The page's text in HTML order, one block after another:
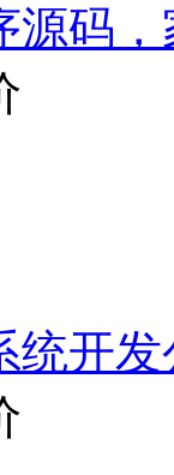
源码
统开发